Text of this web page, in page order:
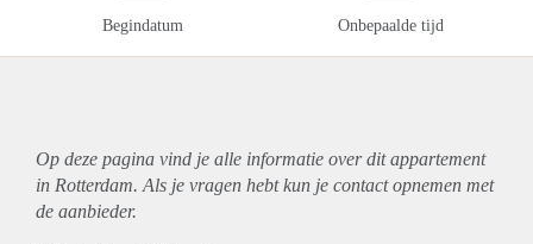
Begindatum Onbepaalde tijd
Op deze pagina vind je alle informatie over ditappartement
in Rotterdam. Als je vragen hebt kun je contact opnemen met
de aanbieder.